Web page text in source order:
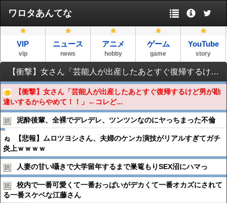
ワロタあんてな
VIP
vip
ニュース
news
アニメ
hobby
ゲーム
game
YouTube
story
【衝撃】女さん「芸能人が出産したあとすぐ復帰するけど男が勘違いするからやめて！！」←コレどう思う？？？？？？？？
【衝撃】女さん「芸能人が出産したあとすぐ復帰するけど男が勘
違いするからやめて！！」←コレど...
泥酔後輩、全裸でデレデレ、ツンツンなのにヤっちまった不倫
【悲報】ムロツヨシさん、夫婦のケンカ演技がリアルすぎてガチ
炎上ｗｗｗｗ
人妻の甘い囁きで大学留年するまで巣篭もりSEX沼にハマっ
校内で一番可愛くて一番おっぱいがデカくて一番オカズにされて
る一番スケベな江藤さん